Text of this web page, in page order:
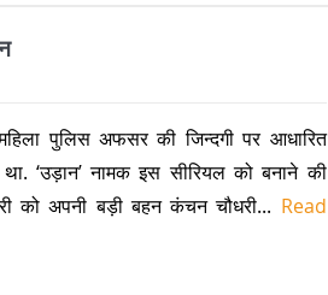
पुलिस अफसर की जिन्दगी पर आधारित
‘उड़ान’ नामक इस सीरियल को बनाने की
को अपनी बड़ी बहन कंचन चौधरी... Read